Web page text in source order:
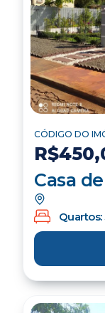
CÓDIGO DO
Casa
Quartos: